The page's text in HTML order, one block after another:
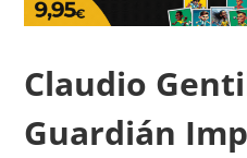
Claudio
Guardián